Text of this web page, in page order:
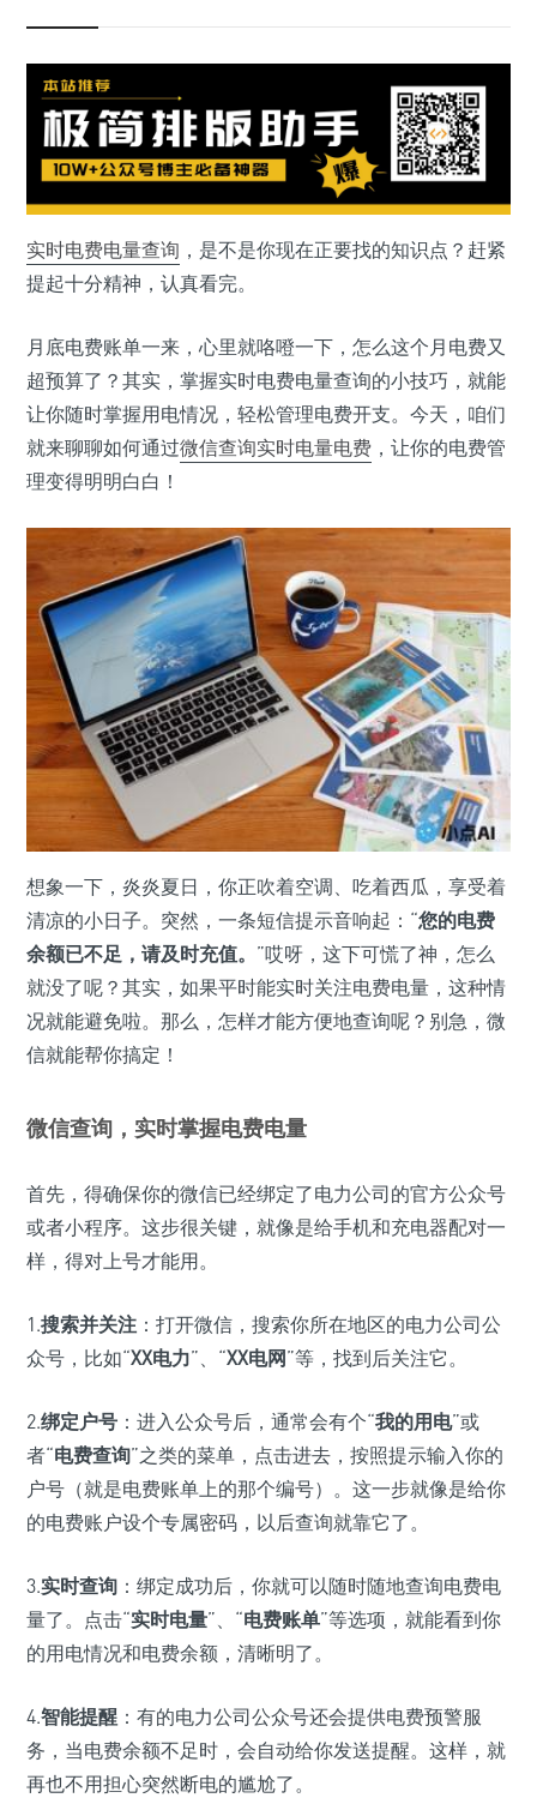
实时电费电量查询 ，是不是你现在正要找的知识点？赶紧
提起十分精神，认真看完。
月底电费账单一来，心里就咯噔一下，怎么这个月电费又
超预算了？其实，掌握实时电费电量查询的小技巧，就能
让你随时掌握用电情况，轻松管理电费开支。今天，咱们
就来聊聊如何通过微信查询实时电量电费 ，让你的电费管
理变得明明白白！
想象一下，炎炎夏日，你正吹着空调、吃着西瓜，享受着
清凉的小日子。突然，一条短信提示音响起：“您的电费
余额已不足，请及时充值。 ”哎呀，这下可慌了神，怎么
就没了呢？其实，如果平时能实时关注电费电量，这种情
况就能避免啦。那么，怎样才能方便地查询呢？别急，微
信就能帮你搞定！
微信查询，实时掌握电费电量
首先，得确保你的微信已经绑定了电力公司的官方公众号
或者小程序。这步很关键，就像是给手机和充电器配对一
样，得对上号才能用。
1.搜索并关注 ：打开微信，搜索你所在地区的电力公司公
众号，比如“XX电力”、“XX电网”等，找到后关注它。
2.绑定户号 ：进入公众号后，通常会有个“我的用电”或
者“电费查询”之类的菜单，点击进去，按照提示输入你的
户号（就是电费账单上的那个编号）。这一步就像是给你
的电费账户设个专属密码，以后查询就靠它了。
3.实时查询 ：绑定成功后，你就可以随时随地查询电费电
量了。点击“实时电量”、“电费账单”等选项，就能看到你
的用电情况和电费余额，清晰明了。
4.智能提醒 ：有的电力公司公众号还会提供电费预警服
务，当电费余额不足时，会自动给你发送提醒。这样，就
再也不用担心突然断电的尴尬了。